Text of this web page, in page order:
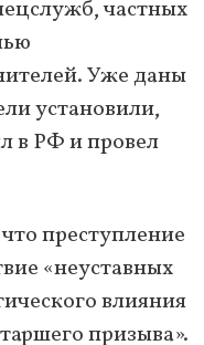
частных
Уже даны
установили,
в РФ и провел
преступление
«неуставных
влияния
призыва».